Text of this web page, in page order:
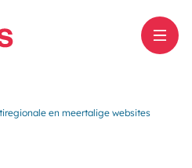
en meertalige websites